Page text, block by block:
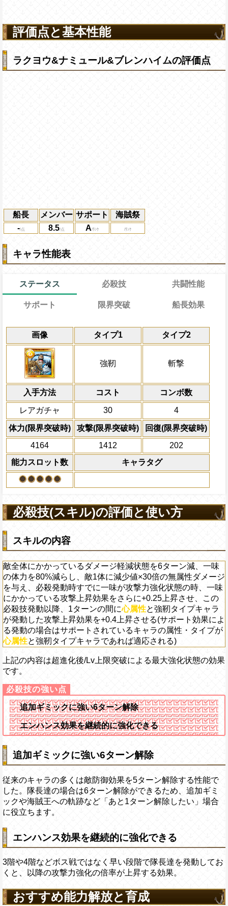
評価点と基本性能
ラクヨウ&ナミュール&ブレンハイムの評価点
船長 メンバー サポート
海賊祭
-
8.5 A
キャラ性能表
ステータス
画像 タイプ1 タイプ2
強靭 斬撃
入手方法 コスト コンボ数
レアガチャ 30 4
体力(限界突破時) 攻撃(限界突破時)
回復(限界突破時)
4164
1412
202
能力スロット数
キャラタグ
必殺技
通常 19→13ターン
限界突破
通常時
敵全体にかかっているダメージ軽減状態
ージを与え、必殺発動時すでに一味が攻
時、一味にかかっている攻撃上昇効果を
させ、この必殺技発動以降、1ターンの間
タイプキャラが発動した攻撃上昇効果を
ポート効果による発動の場合はサポート
の属性・タイプが心属性と強靭タイプキ
される)
共闘性能
共闘性能
船長効果
冒険開始時の必殺タ
キャラの攻撃を
にし、他の属性キャ
必殺技
ターン数：8
敵1体のHPを25%減
体力の上限を無視し
×30倍の全プレイヤー
(最大体力の2倍上限
えている時、体力満
になる)、全プレイヤ
果無効を2ターン回復
げる
サポート
効果
冒険中1回限り、サポート対象キャラが必
れ・封じ状態を回復した時、一味にかか
じ状態を1ターン回復する
対象
白ひげ エース マルコ ビスタ ジョズ
限界突破
力
習得する効果
一味の基礎ステータスが+70される
自分のスロット封じ状態を5ターン回
ダメージを受けた次のターン、自分
+150される/被ダメージ量上昇状態を
船長効果
通常時
心属性と強靭タイプキャラの攻撃を3.5倍
必殺技(スキル)の評価と使い方
スキルの内容
敵全体にかかっているダメージ軽減状態を6ターン減、一味
の体力を80%減らし、敵1体に減少値×30倍の無属性ダメージ
を与え、必殺発動時すでに一味が攻撃力強化状態の時、一味
にかかっている攻撃上昇効果をさらに+0.25上昇させ、この
必殺技発動以降、1ターンの間に心属性と強靭タイプキャラ
が発動した攻撃上昇効果を+0.4上昇させる(サポート効果によ
る発動の場合はサポートされているキャラの属性・タイプが
心属性と強靭タイプキャラであれば適応される)
上記の内容は超進化後/Lv上限突破による最大強化状態の効果
です。
追加ギミックに強い6ターン解除
エンハンス効果を継続的に強化できる
追加ギミックに強い6ターン解除
従来のキャラの多くは敵防御効果を5ターン解除する性能で
した。隊長達の場合は6ターン解除ができるため、追加ギミ
ックや海賊王への軌跡など「あと1ターン解除したい」場合
に役立ちます。
エンハンス効果を継続的に強化できる
3階や4階などボス戦ではなく早い段階で隊長達を発動してお
くと、以降の攻撃力強化の倍率が上昇する効果。
おすすめ能力解放と育成